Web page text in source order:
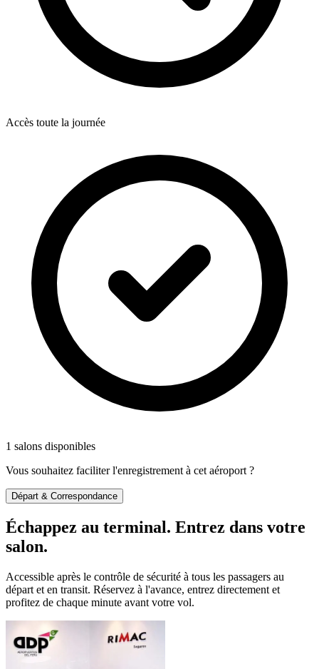
Accès toute la journée
1 salons disponibles
Vous souhaitez faciliter l'enregistrement à cet aéroport ?
Départ & Correspondance
Échappez au terminal. Entrez dans votre
salon.
Accessible après le contrôle de sécurité à tous les passagers au
départ et en transit. Réservez à l'avance, entrez directement et
profitez de chaque minute avant votre vol.